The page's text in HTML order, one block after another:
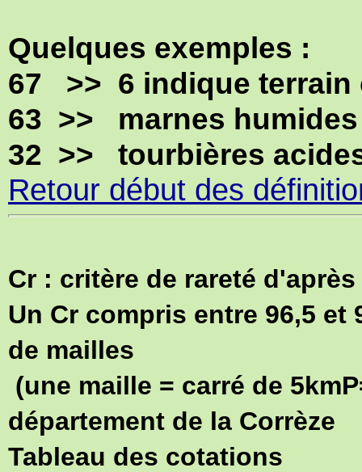
Quelques exemples :
67 >> 6 indique terrain
63 >> marnes humides
32 >> tourbières
Retour début des
Cr : critère de rareté
Un Cr compris entre 96,5
de mailles
(une maille = carré de
département de la Corrèze
Tableau des cotations